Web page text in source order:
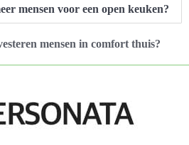
mensen voor een open keuken?
mensen in comfort thuis?